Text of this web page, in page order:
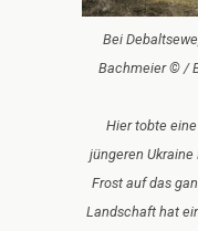
Bei
Bachmeier © /
Hier tobte
jüngeren
Frost auf das
Landschaft hat